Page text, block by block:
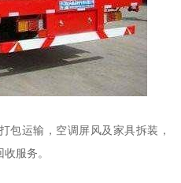
包运输，空调屏风及家具拆装，
服务。